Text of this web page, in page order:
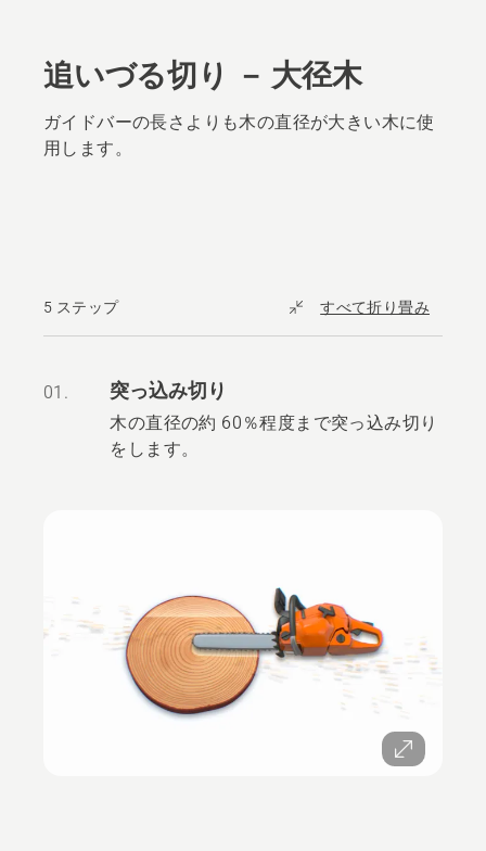
追いづる切り － 大径木
ガイドバーの長さよりも木の直径が大きい木に使
用します。
5 ステップ すべて折り畳み
01. 突っ込み切り
木の直径の約 60％程度まで突っ込み切り
をします。